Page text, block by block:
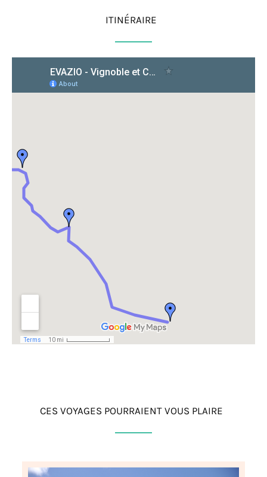
ITINÉRAIRE
CES VOYAGES POURRAIENT VOUS PLAIRE